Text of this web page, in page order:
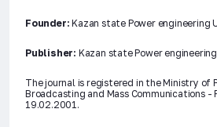
Founder: Kazan state Power engineering
Publisher: Kazan state Power
The journal is registered in the Ministry of
Broadcasting and Mass Communications -
19.02.2001.